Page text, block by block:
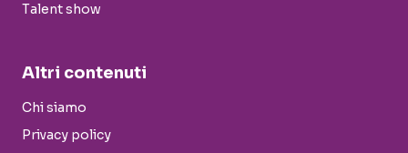
Talent show
Altri contenuti
Chi siamo
Privacy policy